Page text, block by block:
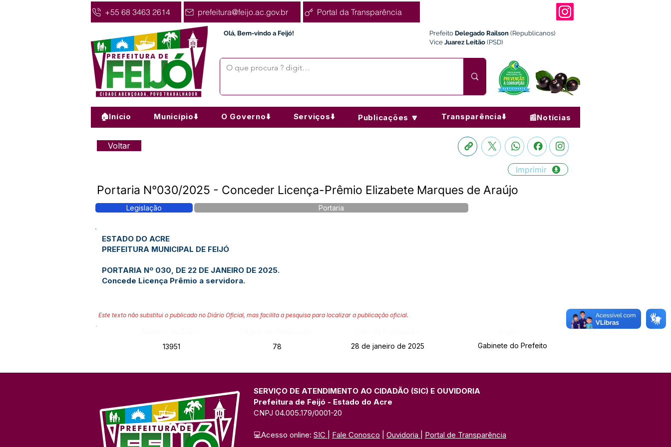
+55 68 3463 2614 prefeitura@feijo.ac.gov.br Portal da Transparência
Olá, Bem-vindo a Feijó! Prefeito Delegado Railson (Republicanos)
Vice Juarez Leitão (PSD)
🏠Início Município⬇️ O Governo⬇️ Serviços⬇️ Publicações 🔽 Transparência⬇️ 📰Notícias
Voltar
Imprimir
Portaria N°030/2025 - Conceder Licença-Prêmio Elizabete Marques de Araújo
Legislação Portaria
ESTADO DO ACRE
PREFEITURA MUNICIPAL DE FEIJÓ
PORTARIA Nº 030, DE 22 DE JANEIRO DE 2025.
Concede Licença Prêmio a servidora.
Este texto não substitui o publicado no Diário Oficial, mas facilita a pesquisa para localizar a publicação oficial.
13951
78 28 de janeiro de 2025 Gabinete do Prefeito
SERVIÇO DE ATENDIMENTO AO CIDADÃO (SIC) E OUVIDORIA
Prefeitura de Feijó - Estado do Acre
CNPJ 04.005.179/0001-20
💻Acesso online: SIC Fale Conosco Ouvidoria Portal de Transparência